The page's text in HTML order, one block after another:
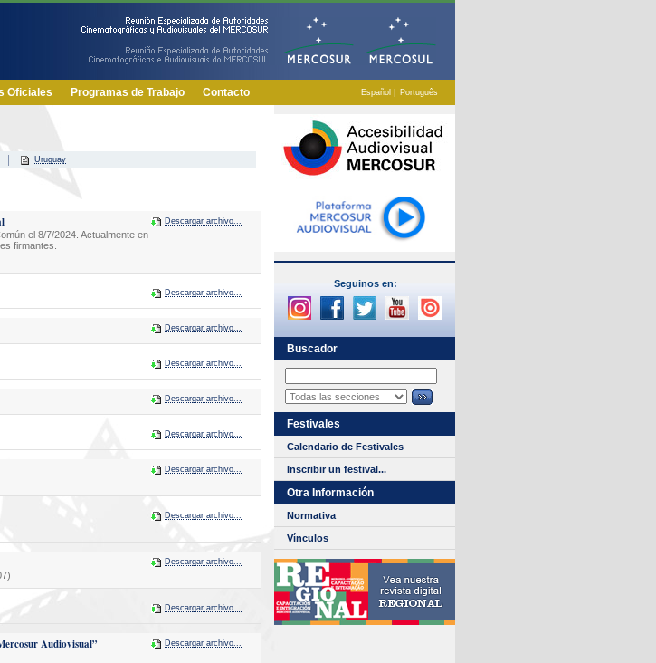
Oficiales Programas de Trabajo Contacto Português
Español
Uruguay
Descargar archivo...
el 8/7/2024. Actualmente en
firmantes.
Descargar archivo...
Descargar archivo...
Descargar archivo...
Descargar archivo...
Descargar archivo...
Descargar archivo...
Descargar archivo...
Descargar archivo...
Descargar archivo...
Descargar archivo...
Audiovisual”
Seguinos en:
Buscador
Festivales
Calendario de Festivales
Inscribir un festival...
Otra Información
Normativa
Vínculos